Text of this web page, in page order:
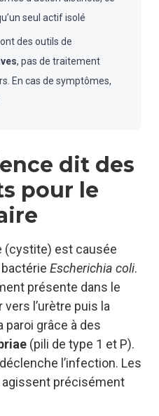
seul actif isolé
des outils de
, pas de traitement
En cas de symptômes,
dit des
pour le
(cystite) est causée
bactérie Escherichia coli.
présente dans le
l’urètre puis la
paroi grâce à des
(pili de type 1 et P).
l’infection. Les
précisément